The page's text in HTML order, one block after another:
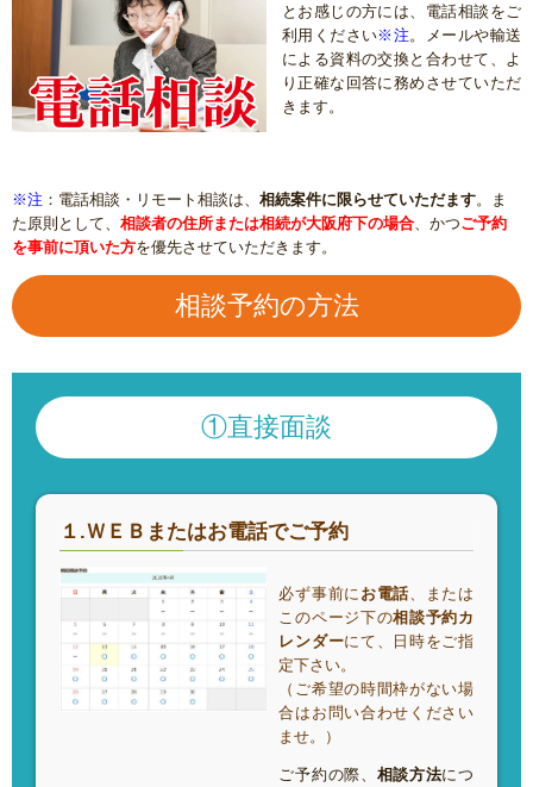
とお感じの方には、電話相談をご
利用ください※注 。メールや輸送
による資料の交換と合わせて、よ
り正確な回答に務めさせていただ
きます。
※注 ：電話相談・リモート相談は、 相続案件に限らせていただます。ま
た原則として、 相談者の住所または相続が大阪府下の場合、かつご予約
を事前に頂いた方を優先させていただきます。
相談予約の方法
①直接面談
１.ＷＥＢまたはお電話でご予約
必ず事前に お電話、または
このページ下の相談予約カ
レンダーにて、日時をご指
定下さい。
（ご希望の時間枠がない場
合はお問い合わせください
ませ。）
ご予約の際、 相談方法につ